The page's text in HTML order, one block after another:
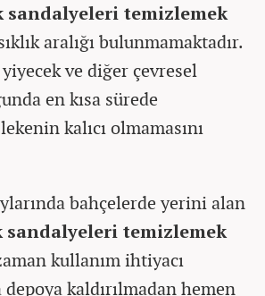
sandalyeleri temizlemek
aralığı bulunmamaktadır.
ve diğer çevresel
en kısa sürede
kalıcı olmamasını
bahçelerde yerini alan
sandalyeleri temizlemek
kullanım ihtiyacı
kaldırılmadan hemen